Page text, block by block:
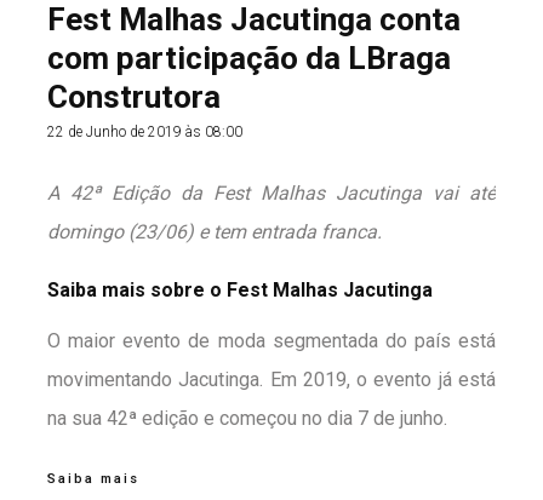
Fest Malhas Jacutinga conta
com participação da LBraga
Construtora
22 de Junho de 2019 às 08:00
A 42ª Edição da Fest Malhas Jacutinga vai até
domingo (23/06) e tem entrada franca.
Saiba mais sobre o Fest Malhas Jacutinga
O maior evento de moda segmentada do país está
movimentando Jacutinga. Em 2019, o evento já está
na sua 42ª edição e começou no dia 7 de junho.
Saiba mais